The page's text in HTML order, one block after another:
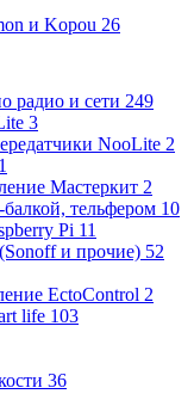
и Kopou 26
радио и сети 249
3
NooLite 2
1
Мастеркит 2
тельфером 10
Pi 11
и прочие) 52
EctoControl 2
life 103
36